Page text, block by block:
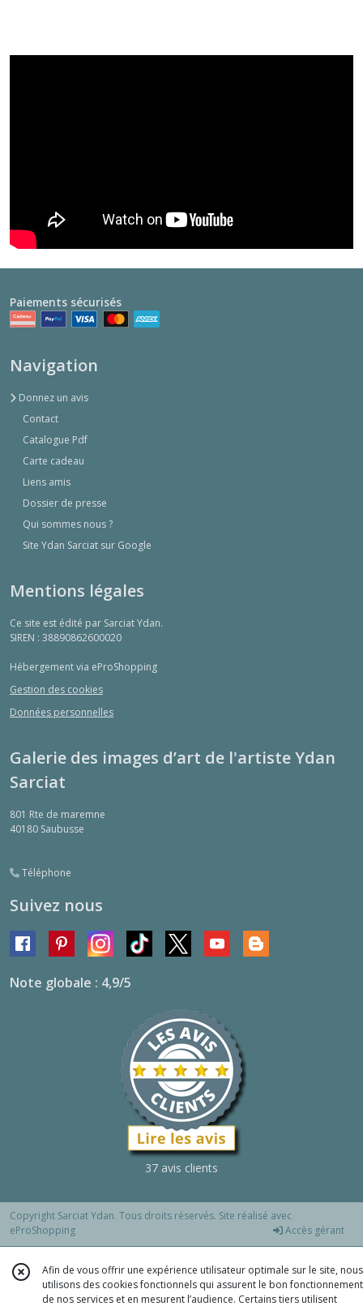
Paiements sécurisés
Navigation
Donnez un avis
Contact
Catalogue Pdf
Carte cadeau
Liens amis
Dossier de presse
Qui sommes nous ?
Site Ydan Sarciat sur Google
Mentions légales
Ce site est édité par Sarciat Ydan.
SIREN : 38890862600020
Hébergement via eProShopping
Gestion des cookies
Données personnelles
Galerie des images d’art de l'artiste Ydan
Sarciat
801 Rte de maremne
40180 Saubusse
Téléphone
Suivez nous
Note globale : 4,9/5
37 avis clients
Copyright Sarciat Ydan. Tous droits réservés. Site réalisé avec
eProShopping
Accès gérant
Afin de vous offrir une expérience utilisateur optimale sur le site, nous
utilisons des cookies fonctionnels qui assurent le bon fonctionnement
de nos services et en mesurent l’audience. Certains tiers utilisent